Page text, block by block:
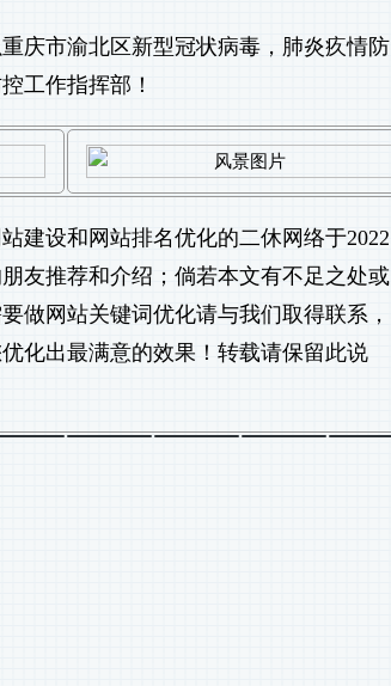
庆市渝北区新型冠状病毒，肺炎疚情防
工作指挥部！
建设和 网站排名优化的二休网络于2022
友推荐和介绍；倘若本文有不足之处或
做 网站关键词优化请与我们取得联系，
化出最满意的效果！转载请保留此说